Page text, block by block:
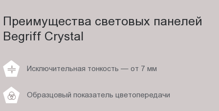
Преимущества световых панелей
Begriff Crystal
Исключительная тонкость — от 7 мм
Образцовый показатель цветопередачи